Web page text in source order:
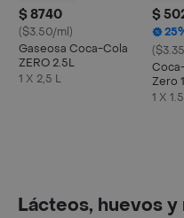
$ 8740
($3.50/ml)
Gaseosa Coca-Cola
ZERO 2.5L
1 X 2,5 L
$
Zero
1 X
Lácteos, huevos